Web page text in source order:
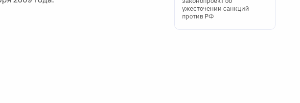
ужесточении санкций
против РФ